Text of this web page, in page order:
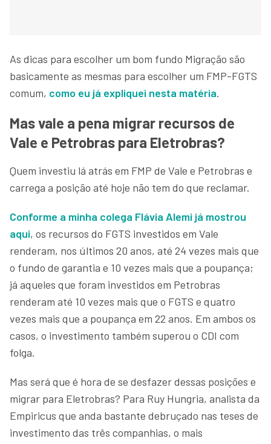
As dicas para escolher um bom fundo Migração são
basicamente as mesmas para escolher um FMP-FGTS
comum, como eu já expliquei nesta matéria.
Mas vale a pena migrar recursos de
Vale e Petrobras para Eletrobras?
Quem investiu lá atrás em FMP de Vale e Petrobras e
carrega a posição até hoje não tem do que reclamar.
Conforme a minha colega Flávia Alemi já mostrou
aqui, os recursos do FGTS investidos em Vale
renderam, nos últimos 20 anos, até 24 vezes mais que
o fundo de garantia e 10 vezes mais que a poupança;
já aqueles que foram investidos em Petrobras
renderam até 10 vezes mais que o FGTS e quatro
vezes mais que a poupança em 22 anos. Em ambos os
casos, o investimento também superou o CDI com
folga.
Mas será que é hora de se desfazer dessas posições e
migrar para Eletrobras? Para Ruy Hungria, analista da
Empiricus que anda bastante debruçado nas teses de
investimento das três companhias, o mais